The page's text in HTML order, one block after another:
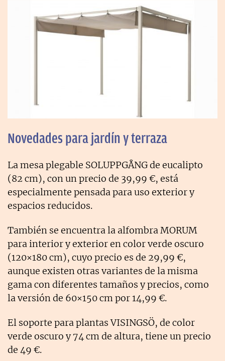
Novedades para jardín y terraza
La mesa plegable SOLUPPGÅNG de eucalipto
(82 cm), con un precio de 39,99 €, está
especialmente pensada para uso exterior y
espacios reducidos.
También se encuentra la alfombra MORUM
para interior y exterior en color verde oscuro
(120×180 cm), cuyo precio es de 29,99 €,
aunque existen otras variantes de la misma
gama con diferentes tamaños y precios, como
la versión de 60×150 cm por 14,99 €.
El soporte para plantas VISINGSÖ, de color
verde oscuro y 74 cm de altura, tiene un precio
de 49 €.